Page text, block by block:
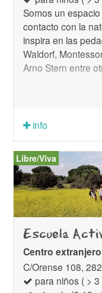
Somos un
contacto con la
inspira en las
Waldorf,
Arno Stern entre
info
Libre/Viva
Escuela
Centro
C/Orense 108,
para niños ( >